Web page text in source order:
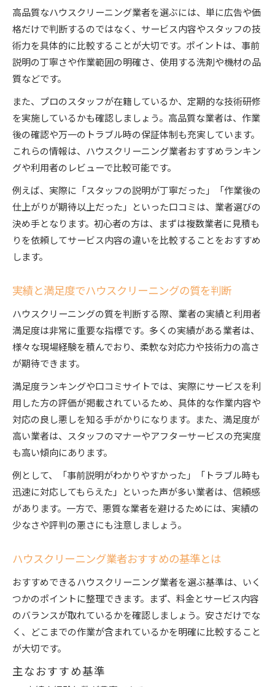
口コミ評価を参考に悪質業者を回避する方法
正確な情報でハウスクリーニングを比較
おすすめできる高品質ハウスクリーニングの基準
高品質ハウスクリーニングの選定ポイント集
おすすめ業者に共通する高品質の要素とは
ハウスクリーニング大手比較で見つかる安心感
ハウスクリーニング基準を満たす業者の特徴
実績と信頼で選ぶハウスクリーニングの基準
高品質なハウスクリーニング業者を選ぶには、単に広告や価
格だけで判断するのではなく、サービス内容やスタッフの技
術力を具体的に比較することが大切です。ポイントは、事前
説明の丁寧さや作業範囲の明確さ、使用する洗剤や機材の品
質などです。
また、プロのスタッフが在籍しているか、定期的な技術研修
を実施しているかも確認しましょう。高品質な業者は、作業
後の確認や万一のトラブル時の保証体制も充実しています。
これらの情報は、ハウスクリーニング業者おすすめランキン
グや利用者のレビューで比較可能です。
例えば、実際に「スタッフの説明が丁寧だった」「作業後の
仕上がりが期待以上だった」といった口コミは、業者選びの
決め手となります。初心者の方は、まずは複数業者に見積も
りを依頼してサービス内容の違いを比較することをおすすめ
します。
実績と満足度でハウスクリーニングの質を判断
ハウスクリーニングの質を判断する際、業者の実績と利用者
満足度は非常に重要な指標です。多くの実績がある業者は、
様々な現場経験を積んでおり、柔軟な対応力や技術力の高さ
が期待できます。
満足度ランキングや口コミサイトでは、実際にサービスを利
用した方の評価が掲載されているため、具体的な作業内容や
対応の良し悪しを知る手がかりになります。また、満足度が
高い業者は、スタッフのマナーやアフターサービスの充実度
も高い傾向にあります。
例として、「事前説明がわかりやすかった」「トラブル時も
迅速に対応してもらえた」といった声が多い業者は、信頼感
があります。一方で、悪質な業者を避けるためには、実績の
少なさや評判の悪さにも注意しましょう。
ハウスクリーニング業者おすすめの基準とは
おすすめできるハウスクリーニング業者を選ぶ基準は、いく
つかのポイントに整理できます。まず、料金とサービス内容
のバランスが取れているかを確認しましょう。安さだけでな
く、どこまでの作業が含まれているかを明確に比較すること
が大切です。
主なおすすめ基準